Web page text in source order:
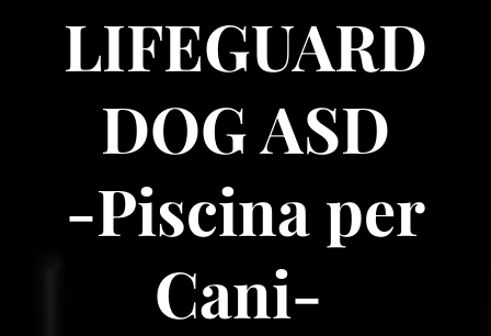
LIFEGUARD
DOG ASD
-Piscina per
Cani-